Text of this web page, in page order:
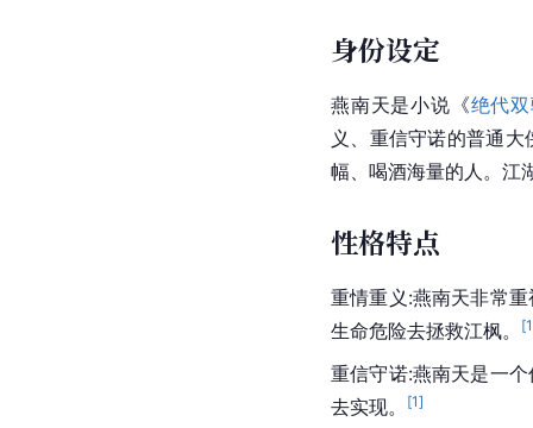
身份设定
燕南天是小说《绝代
义、重信守诺的普通
幅、喝酒海量的人。江
性格特点
重情重义:燕南天非常
生命危险去拯救江枫。
[1
重信守诺:燕南天是一
去实现。
[1]